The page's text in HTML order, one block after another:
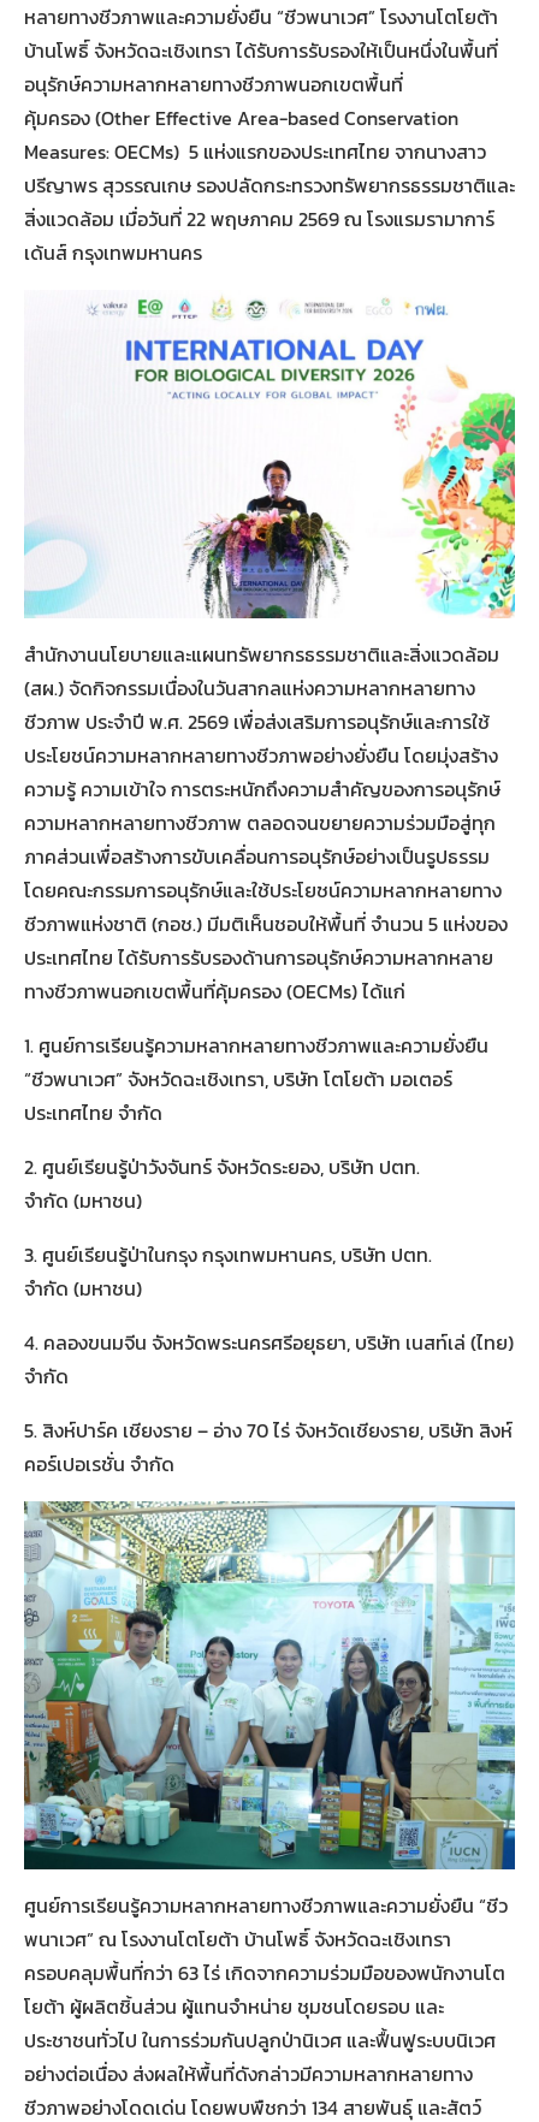
หลายทางชีวภาพและความยั่งยืน “ชีวพนาเวศ” โรงงานโตโยต้า
บ้านโพธิ์ จังหวัดฉะเชิงเทรา ได้รับการรับรองให้เป็นหนึ่งในพื้นที่
อนุรักษ์ความหลากหลายทางชีวภาพนอกเขตพื้นที่
คุ้มครอง (Other Effective Area-based Conservation
Measures: OECMs) 5 แห่งแรกของประเทศไทย จากนางสาว
ปรีญาพร สุวรรณเกษ รองปลัดกระทรวงทรัพยากรธรรมชาติและ
สิ่งแวดล้อม เมื่อวันที่ 22 พฤษภาคม 2569 ณ โรงแรมรามาการ์
เด้นส์ กรุงเทพมหานคร
สำนักงานนโยบายและแผนทรัพยากรธรรมชาติและสิ่งแวดล้อม
(สผ.) จัดกิจกรรมเนื่องในวันสากลแห่งความหลากหลายทาง
ชีวภาพ ประจำปี พ.ศ. 2569 เพื่อส่งเสริมการอนุรักษ์และการใช้
ประโยชน์ความหลากหลายทางชีวภาพอย่างยั่งยืน โดยมุ่งสร้าง
ความรู้ ความเข้าใจ การตระหนักถึงความสำคัญของการอนุรักษ์
ความหลากหลายทางชีวภาพ ตลอดจนขยายความร่วมมือสู่ทุก
ภาคส่วนเพื่อสร้างการขับเคลื่อนการอนุรักษ์อย่างเป็นรูปธรรม
โดยคณะกรรมการอนุรักษ์และใช้ประโยชน์ความหลากหลายทาง
ชีวภาพแห่งชาติ (กอช.) มีมติเห็นชอบให้พื้นที่ จำนวน 5 แห่งของ
ประเทศไทย ได้รับการรับรองด้านการอนุรักษ์ความหลากหลาย
ทางชีวภาพนอกเขตพื้นที่คุ้มครอง (OECMs) ได้แก่
1. ศูนย์การเรียนรู้ความหลากหลายทางชีวภาพและความยั่งยืน
“ชีวพนาเวศ” จังหวัดฉะเชิงเทรา, บริษัท โตโยต้า มอเตอร์
ประเทศไทย จำกัด
2. ศูนย์เรียนรู้ป่าวังจันทร์ จังหวัดระยอง, บริษัท ปตท.
จำกัด (มหาชน)
3. ศูนย์เรียนรู้ป่าในกรุง กรุงเทพมหานคร, บริษัท ปตท.
จำกัด (มหาชน)
4. คลองขนมจีน จังหวัดพระนครศรีอยุธยา, บริษัท เนสท์เล่ (ไทย)
จำกัด
5. สิงห์ปาร์ค เชียงราย – อ่าง 70 ไร่ จังหวัดเชียงราย, บริษัท สิงห์
คอร์เปอเรชั่น จำกัด
ศูนย์การเรียนรู้ความหลากหลายทางชีวภาพและความยั่งยืน “ชีว
พนาเวศ” ณ โรงงานโตโยต้า บ้านโพธิ์ จังหวัดฉะเชิงเทรา
ครอบคลุมพื้นที่กว่า 63 ไร่ เกิดจากความร่วมมือของพนักงานโต
โยต้า ผู้ผลิตชิ้นส่วน ผู้แทนจำหน่าย ชุมชนโดยรอบ และ
ประชาชนทั่วไป ในการร่วมกันปลูกป่านิเวศ และฟื้นฟูระบบนิเวศ
อย่างต่อเนื่อง ส่งผลให้พื้นที่ดังกล่าวมีความหลากหลายทาง
ชีวภาพอย่างโดดเด่น โดยพบพืชกว่า 134 สายพันธุ์ และสัตว์